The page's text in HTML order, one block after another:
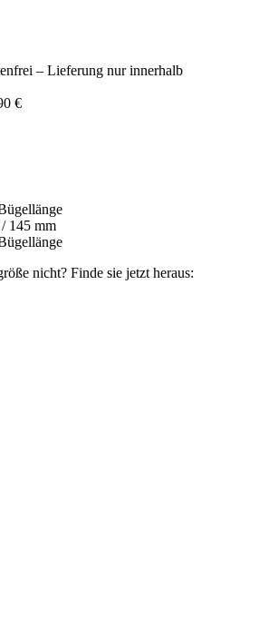
– Lieferung nur innerhalb
€
145 mm
nicht? Finde sie jetzt heraus: